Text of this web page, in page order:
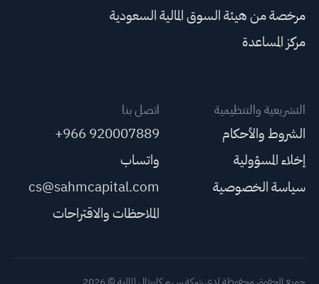
مرخصة من هيئة السوق المالية السعودية
مركز المساعدة
التشريعية والتنظيمية
الشروط والأحكام
إخلاء المسؤولية
سياسة الخصوصية
اتصل بنا
+966 920007889
واتساب
cs@sahmcapital.com
الملاحظات والاقتراحات